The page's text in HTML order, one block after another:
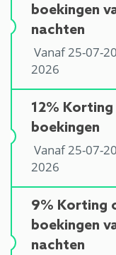
boekingen
nachten
Vanaf 25-07-
2026
12%
boekingen
Vanaf 25-07-
2026
9% Korting
boekingen
nachten